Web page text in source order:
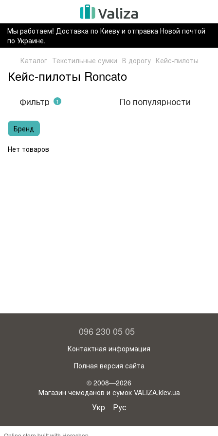
Мы работаем! Доставка по Киеву и отправка Новой почтой
по Украине.
Каталог Текстильные сумки В дорогу Кейс-пилоты
Кейс-пилоты Roncato
Фильтр 1 По популярности
Бренд
Нет товаров
096 230 05 05
Контактная информация
Полная версия сайта
© 2008—2026
Магазин чемоданов и сумок VALIZA.kiev.ua
Укр Рус